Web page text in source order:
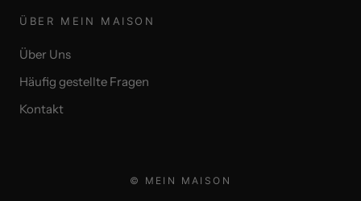
ÜBER MEIN MAISON
Über Uns
Häufig gestellte Fragen
Kontakt
© MEIN MAISON